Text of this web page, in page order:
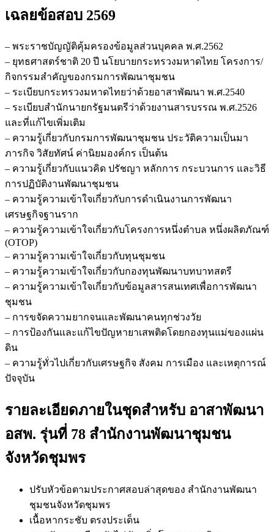
เฉลยข้อสอบ 2569
– พระราชบัญญัติคุ้มครองข้อมูลส่วนบุคคล พ.ศ.2562
– ยุทธศาสตร์ชาติ 20 ปี นโยบายกระทรวงมหาดไทย โครงการ/
กิจกรรมสำคัญของกรมการพัฒนาชุมชน
– ระเบียบกระทรวงมหาดไทยว่าด้วยอาสาพัฒนา พ.ศ.2540
– ระเบียบสำนักนายกรัฐมนตรีว่าด้วยงานสารบรรณ พ.ศ.2526
และที่แก้ไขเพิ่มเติม
– ความรู้เกี่ยวกับกรมการพัฒนาชุมชน ประวัติความเป็นมา
ภารกิจ วิสัยทัศน์ ค่านิยมองค์กร เป็นต้น
– ความรู้เกี่ยวกับแนวคิด ปรัชญา หลักการ กระบวนการ และวิธี
การปฏิบัติงานพัฒนาชุมชน
– ความรู้ความเข้าใจเกี่ยวกับการดำเนินงานการพัฒนา
เศรษฐกิจฐานราก
– ความรู้ความเข้าใจเกี่ยวกับโครงการหนึ่งตำบล หนึ่งผลิตภัณฑ์
(OTOP)
– ความรู้ความเข้าใจเกี่ยวกับทุนชุมชน
– ความรู้ความเข้าใจเกี่ยวกับกองทุนพัฒนาบทบาทสตรี
– ความรู้ความเข้าใจเกี่ยวกับข้อมูลสารสนเทศเพื่อการพัฒนา
ชุมชน
– การขจัดความยากจนและพัฒนาคนทุกช่วงวัย
– การป้องกันและแก้ไขปัญหายาเสพติดโดยกองทุนแม่ของแผ่น
ดิน
– ความรู้ทั่วไปเกี่ยวกับเศรษฐกิจ สังคม การเมือง และเหตุการณ์
ปัจจุบัน
รายละเอียดภายในชุดสำหรับ อาสาพัฒนา
อสพ. รุ่นที่ 78 สำนักงานพัฒนาชุมชน
จังหวัดชุมพร
ปรับหัวข้อตามประกาศสอบล่าสุดของ สำนักงานพัฒนา
ชุมชนจังหวัดชุมพร
เนื้อหากระชับ ตรงประเด็น